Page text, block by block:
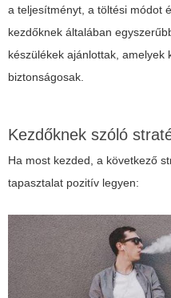
a teljesítményt, a töltési módot
kezdőknek általában
készülékek ajánlottak, amelyek
biztonságosak.
Kezdőknek szóló
Ha most kezded, a következő
tapasztalat pozitív legyen: